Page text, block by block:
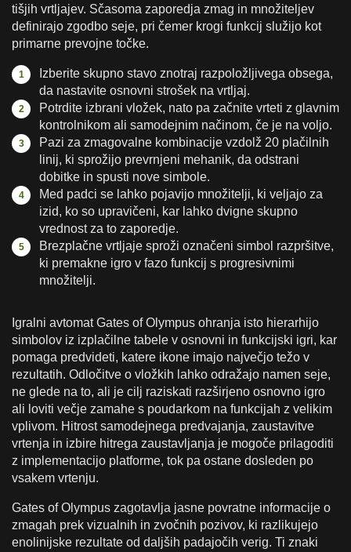
tišjih vrtljajev. Sčasoma zaporedja zmag in množiteljev
definirajo zgodbo seje, pri čemer krogi funkcij služijo kot
primarne prevojne točke.
Izberite skupno stavo znotraj razpoložljivega obsega,
da nastavite osnovni strošek na vrtljaj.
Potrdite izbrani vložek, nato pa začnite vrteti z glavnim
kontrolnikom ali samodejnim načinom, če je na voljo.
Pazi za zmagovalne kombinacije vzdolž 20 plačilnih
linij, ki sprožijo prevrnjeni mehanik, da odstrani
dobitke in spusti nove simbole.
Med padci se lahko pojavijo množitelji, ki veljajo za
izid, ko so upravičeni, kar lahko dvigne skupno
vrednost za to zaporedje.
Brezplačne vrtljaje sproži označeni simbol razpršitve,
ki premakne igro v fazo funkcij s progresivnimi
množitelji.
Igralni avtomat Gates of Olympus ohranja isto hierarhijo
simbolov iz izplačilne tabele v osnovni in funkcijski igri, kar
pomaga predvideti, katere ikone imajo največjo težo v
rezultatih. Odločitve o vložkih lahko odražajo namen seje,
ne glede na to, ali je cilj raziskati razširjeno osnovno igro
ali loviti večje zamahe s poudarkom na funkcijah z velikim
vplivom. Hitrost samodejnega predvajanja, zaustavitve
vrtenja in izbire hitrega zaustavljanja je mogoče prilagoditi
z implementacijo platforme, tok pa ostane dosleden po
vsakem vrtenju.
Gates of Olympus zagotavlja jasne povratne informacije o
zmagah prek vizualnih in zvočnih pozivov, ki razlikujejo
enolinijske rezultate od daljših padajočih verig. Ti znaki